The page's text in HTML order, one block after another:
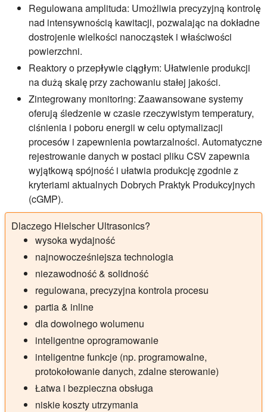
Regulowana amplituda: Umożliwia precyzyjną kontrolę
nad intensywnością kawitacji, pozwalając na dokładne
dostrojenie wielkości nanocząstek i właściwości
powierzchni.
Reaktory o przepływie ciągłym: Ułatwienie produkcji
na dużą skalę przy zachowaniu stałej jakości.
Zintegrowany monitoring: Zaawansowane systemy
oferują śledzenie w czasie rzeczywistym temperatury,
ciśnienia i poboru energii w celu optymalizacji
procesów i zapewnienia powtarzalności. Automatyczne
rejestrowanie danych w postaci pliku CSV zapewnia
wyjątkową spójność i ułatwia produkcję zgodnie z
kryteriami aktualnych Dobrych Praktyk Produkcyjnych
(cGMP).
Dlaczego Hielscher Ultrasonics?
wysoka wydajność
najnowocześniejsza technologia
niezawodność & solidność
regulowana, precyzyjna kontrola procesu
partia & inline
dla dowolnego wolumenu
inteligentne oprogramowanie
inteligentne funkcje (np. programowalne,
protokołowanie danych, zdalne sterowanie)
Łatwa i bezpieczna obsługa
niskie koszty utrzymania